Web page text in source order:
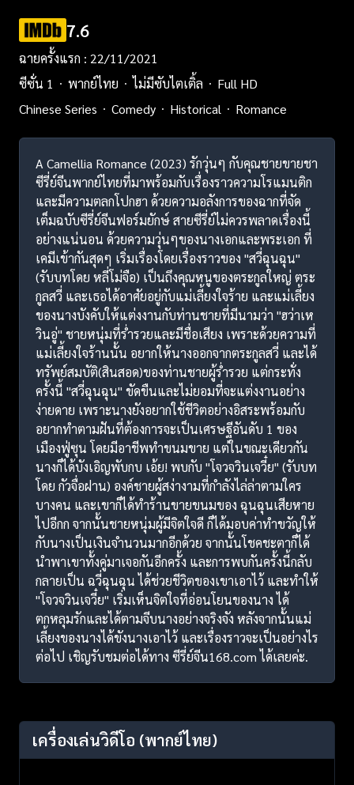
7.6
ฉายครั้งแรก : 22/11/2021
ซีซั่น 1
พากย์ไทย ไม่มีซับไตเติ้ล
Full HD
Chinese Series
Comedy Historical Romance
A Camellia Romance (2023) รักวุ่นๆ กับคุณชายขายชา
ซีรี่ย์จีนพากย์ไทยที่มาพร้อมกับเรื่องราวความโรแมนติก
และมีความตลกโปกฮา ด้วยความอลังการของฉากที่จัด
เต็มฉบับซีรี่ย์จีนฟอร์มยักษ์ สายซีรี่ย์ไม่ควรพลาดเรื่องนี้
อย่างแน่นอน ด้วยความวุ่นๆของนางเอกและพระเอก ที่
เคมีเข้ากันสุดๆ เริ่มเรื่องโดยเรื่องราวของ "สวี่ฉุนฉุน"
(รับบทโดย หลี่โม่จือ) เป็นถึงคุณหนูของตระกูลใหญ่ ตระ
กูลสวี่ และเธอได้อาศัยอยู่กับแม่เลี้ยงใจร้าย และแม่เลี้ยง
ของนางบังคับให้แต่งงานกับท่านชายที่มีนามว่า "ฮว่าเห
วินอู่" ชายหนุ่มที่ร่ำรวยและมีชื่อเสียง เพราะด้วยความที่
แม่เลี้ยงใจร้านนั้น อยากให้นางออกจากตระกูลสวี่ และได้
ทรัพย์สมบัติ(สินสอด)ของท่านชายผู้ร่ำรวย แต่กระทั่ง
ครั้งนี้ "สวี่ฉุนฉุน" ขัดขืนและไม่ยอมที่จะแต่งงานอย่าง
ง่ายดาย เพราะนางยังอยากใช้ชีวิตอย่างอิสระพร้อมกับ
อยากทำตามฝันที่ต้องการจะเป็นเศรษฐีอันดับ 1 ของ
เมืองฟู่ซุน โดยมีอาชีพทำขนมขาย แต่ในขณะเดียวกัน
นางก็ได้บังเอิญพับกบ เอ้ย! พบกับ "โจวจวินเจวี๋ย" (รับบท
โดย กัวจื่อฝาน) องค์ชายผู้สง่างามที่กำลังไล่ล่าตามใคร
บางคน และเขาก็ได้ทำร้านขายขนมของ ฉุนฉุนเสียหาย
ไปอีกก จากนั้นชายหนุ่มผู้มีจิตใจดี ก็ได้มอบค่าทำขวัญให้
กับนางเป็นเงินจำนวนมากอีกด้วย จากนั้นโชคชะตาก็ได้
นำพาเขาทั้งคู่มาเจอกันอีกครั้ง และการพบกันครั้งนี้กลับ
กลายเป็น ฉวี่ฉุนฉุน ได้ช่วยชีวิตของเขาเอาไว้ และทำให้
"โจวจวินเจวี๋ย" เริ่มเห็นจิตใจที่อ่อนโยนของนาง ได้
ตกหลุมรักและได้ตามจีบนางอย่างจริงจัง หลังจากนั้นแม่
เลี้ยงของนางได้ขังนางเอาไว้ และเรื่องราวจะเป็นอย่างไร
ต่อไป เชิญรับชมต่อได้ทาง ซีรี่ย์จีน168.com ได้เลยค่ะ.
เครื่องเล่นวิดีโอ (พากย์ไทย)